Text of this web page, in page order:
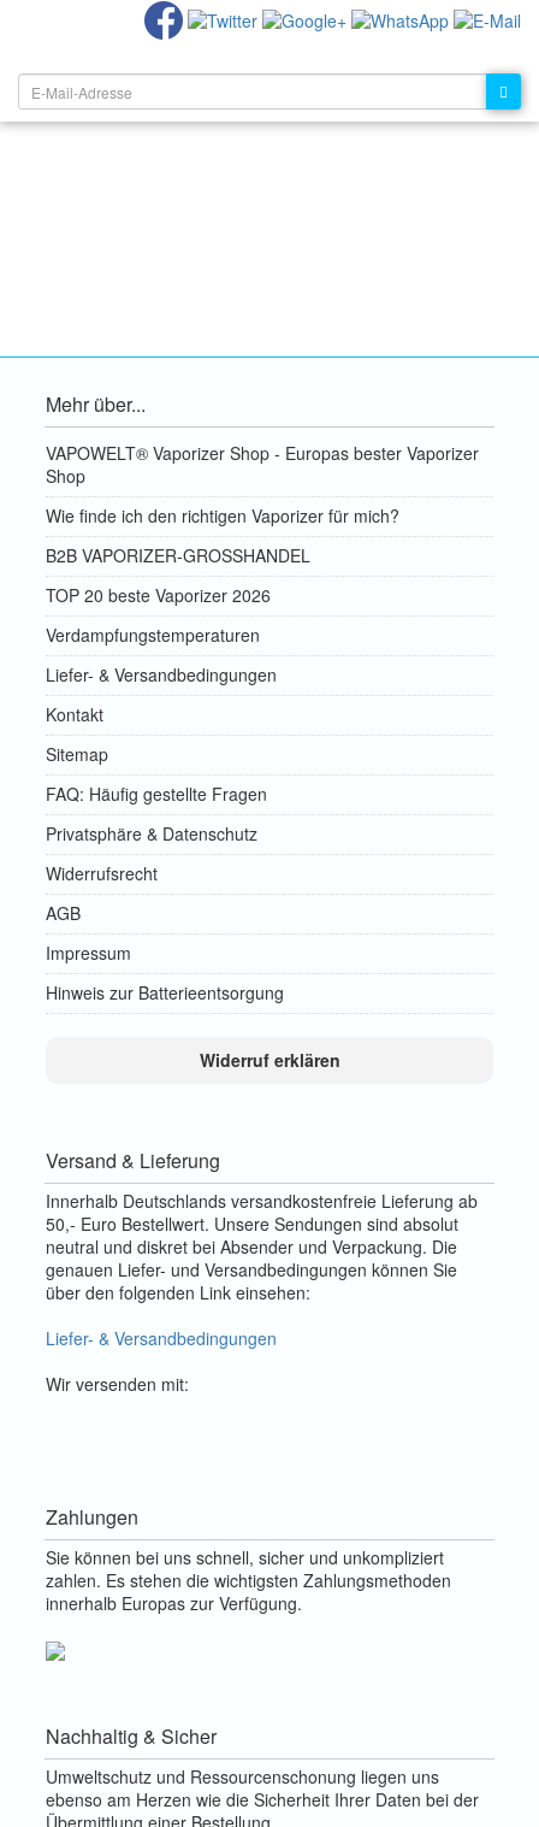
Mehr über...
VAPOWELT® Vaporizer Shop - Europas bester Vaporizer
Shop
Wie finde ich den richtigen Vaporizer für mich?
B2B VAPORIZER-GROSSHANDEL
TOP 20 beste Vaporizer 2026
Verdampfungstemperaturen
Liefer- & Versandbedingungen
Kontakt
Sitemap
FAQ: Häufig gestellte Fragen
Privatsphäre & Datenschutz
Widerrufsrecht
AGB
Impressum
Hinweis zur Batterieentsorgung
Widerruf erklären
Versand & Lieferung
Innerhalb Deutschlands versandkostenfreie Lieferung ab
50,- Euro Bestellwert. Unsere Sendungen sind absolut
neutral und diskret bei Absender und Verpackung. Die
genauen Liefer- und Versandbedingungen können Sie
über den folgenden Link einsehen:
Liefer- & Versandbedingungen
Wir versenden mit:
Zahlungen
Sie können bei uns schnell, sicher und unkompliziert
zahlen. Es stehen die wichtigsten Zahlungsmethoden
innerhalb Europas zur Verfügung.
Nachhaltig & Sicher
Umweltschutz und Ressourcenschonung liegen uns
ebenso am Herzen wie die Sicherheit Ihrer Daten bei der